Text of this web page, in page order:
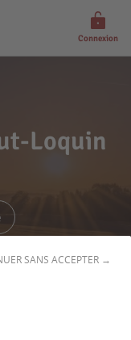
SANS ACCEPTER →
Connexion
Loquin